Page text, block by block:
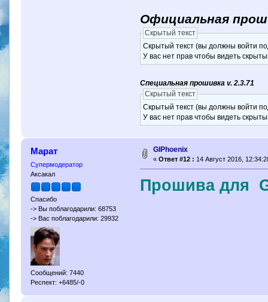
Официальная
Скрытый текст
Скрытый текст (вы должны войти
У вас нет прав чтобы видеть
Специальная прошивка v. 2.3.71
Скрытый текст
Скрытый текст (вы должны войти
У вас нет прав чтобы видеть
Марат
Супермодератор
Аксакал
Спасибо
-> Вы поблагодарили: 68753
-> Вас поблагодарили: 29932
Сообщений: 7440
Респект: +6485/-0
GIPhoenix
« Ответ #12 : 14 Август 2016,
Прошива для